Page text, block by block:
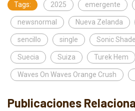
Tags: 2025 emergente
newsnormal Nueva Zelanda
sencillo single Sonic
Suecia Suiza Turek Hem
Waves On Waves Orange Crush
Publicaciones